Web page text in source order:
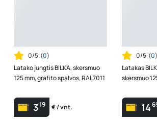
0/5 (0)
Latako jungtis BILKA, skersmuo
125 mm, grafito spalvos, RAL7011
319 € / vnt.
0/5 (0)
Latakas
skersmuo
14